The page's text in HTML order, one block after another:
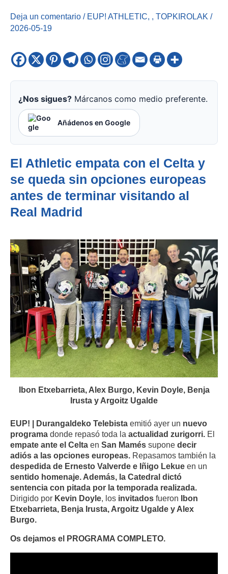
Deja un comentario / EUP! ATHLETIC, , TOPKIROLAK /
2026-05-19
¿Nos sigues? Márcanos como medio preferente.
Añádenos en Google
El Athletic empata con el Celta y
se queda sin opciones europeas
antes de terminar visitando al
Real Madrid
Ibon Etxebarrieta, Alex Burgo, Kevin Doyle, Benja
Irusta y Argoitz Ugalde
EUP! | Durangaldeko Telebista emitió ayer un nuevo
programa donde repasó toda la actualidad zurigorri. El
empate ante el Celta en San Mamés supone decir
adiós a las opciones europeas. Repasamos también la
despedida de Ernesto Valverde e Iñigo Lekue en un
sentido homenaje. Además, la Catedral dictó
sentencia con pitada por la temporada realizada.
Dirigido por Kevin Doyle, los invitados fueron Ibon
Etxebarrieta, Benja Irusta, Argoitz Ugalde y Alex
Burgo.
Os dejamos el PROGRAMA COMPLETO.